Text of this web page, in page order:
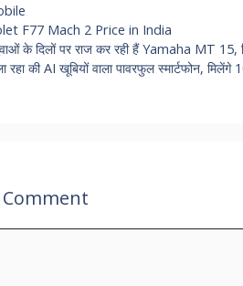
F77 Mach 2 Price in India
के दिलों पर राज कर रही हैं Yamaha MT
रहा की AI खूबियों वाला पावरफुल स्‍मार्टफोन,
Comment